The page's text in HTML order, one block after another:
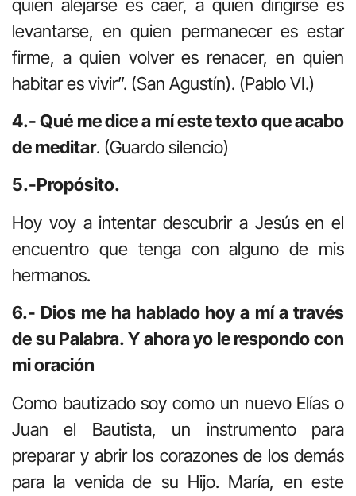
quien alejarse es caer, a quien dirigirse es
levantarse, en quien permanecer es estar
firme, a quien volver es renacer, en quien
habitar es vivir”. (San Agustín). (Pablo VI.)
4.- Qué me dice a mí este texto que acabo
de meditar. (Guardo silencio)
5.-Propósito.
Hoy voy a intentar descubrir a Jesús en el
encuentro que tenga con alguno de mis
hermanos.
6.- Dios me ha hablado hoy a mí a través
de su Palabra. Y ahora yo le respondo con
mi oración
Como bautizado soy como un nuevo Elías o
Juan el Bautista, un instrumento para
preparar y abrir los corazones de los demás
para la venida de su Hijo. María, en este